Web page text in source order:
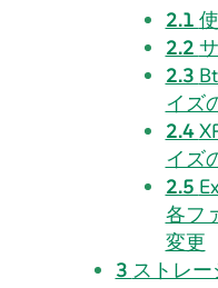
2.1
2.2
2.3
イズ
2.4
イズ
2.5
各フ
変更
3 ストレ